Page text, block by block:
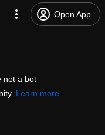
Open App
not a bot
Learn more